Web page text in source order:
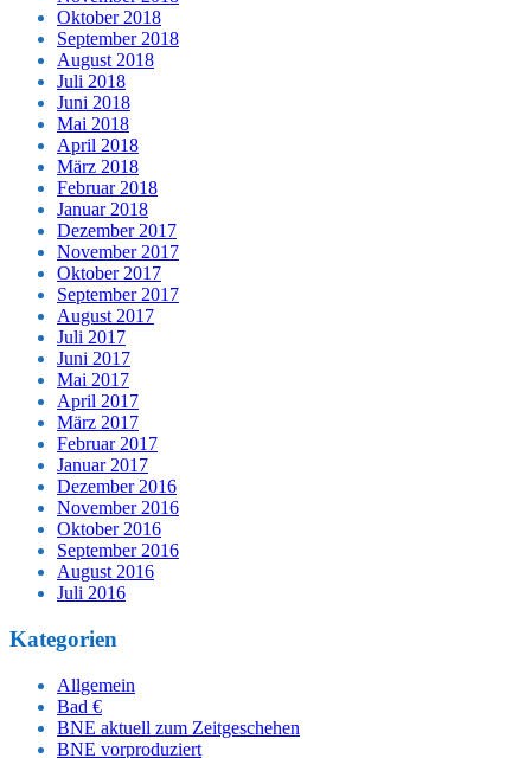
Oktober 2018
September 2018
August 2018
Juli 2018
Juni 2018
Mai 2018
April 2018
März 2018
Februar 2018
Januar 2018
Dezember 2017
November 2017
Oktober 2017
September 2017
August 2017
Juli 2017
Juni 2017
Mai 2017
April 2017
März 2017
Februar 2017
Januar 2017
Dezember 2016
November 2016
Oktober 2016
September 2016
August 2016
Juli 2016
Kategorien
Allgemein
Bad €
BNE aktuell zum Zeitgeschehen
BNE vorproduziert